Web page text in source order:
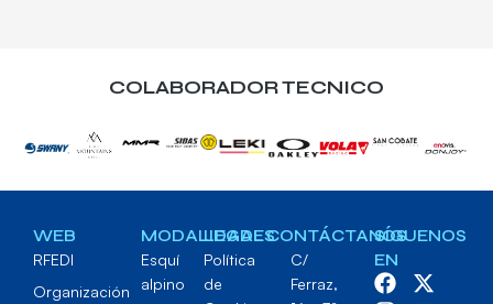
COLABORADOR TECNICO
WEB
RFEDI
Organización
MODALIDADES
Esquí
alpino
LEGAL
Política
de
CONTÁCTANOS
C/
Ferraz,
SÍGUENOS
EN